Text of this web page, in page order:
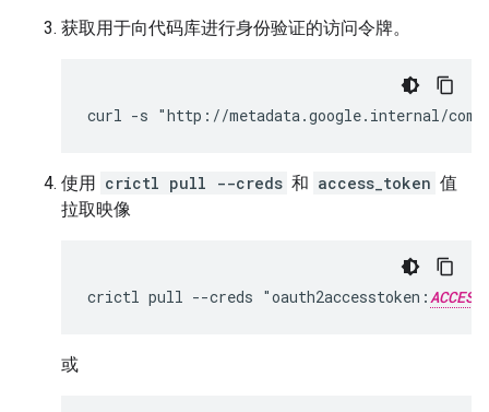
获取用于向代码库进行身份验证的访问令牌。
curl -s "http://metadata.google.internal/
使用 crictl pull --creds 和 access_token 值
拉取映像
crictl pull --creds "oauth2accesstoken:
或